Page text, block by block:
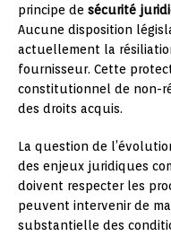
principe de sécurité
Aucune disposition
actuellement la
fournisseur. Cette
constitutionnel de non-
des droits acquis.
La question de
des enjeux juridiques
doivent respecter les
peuvent intervenir de
substantielle des